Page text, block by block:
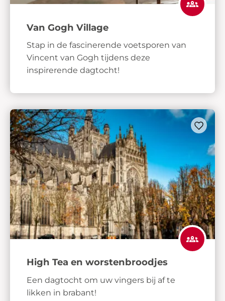
Van Gogh Village
Stap in de fascinerende voetsporen van
Vincent van Gogh tijdens deze
inspirerende dagtocht!
High Tea en worstenbroodjes
Een dagtocht om uw vingers bij af te
likken in brabant!